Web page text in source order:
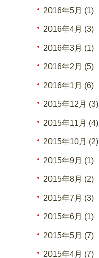
2016年5月 (1)
2016年4月 (3)
2016年3月 (1)
2016年2月 (5)
2016年1月 (6)
2015年12月 (3)
2015年11月 (4)
2015年10月 (2)
2015年9月 (1)
2015年8月 (2)
2015年7月 (3)
2015年6月 (1)
2015年5月 (7)
2015年4月 (7)